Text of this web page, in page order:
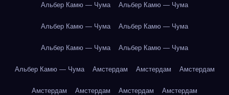
Альбер Камю — Чума Альбер Камю — Чума
Альбер Камю — Чума Альбер Камю — Чума
Альбер Камю — Чума Альбер Камю — Чума
Альбер Камю — Чума Амстердам Амстердам Амстердам
Амстердам Амстердам Амстердам Амстердам